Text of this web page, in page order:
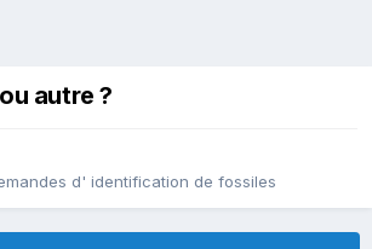
autre ?
d' identification de fossiles